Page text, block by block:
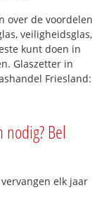
over de voordelen
veiligheidsglas,
kunt doen in
Glaszetter in
Friesland:
Bel
elk jaar